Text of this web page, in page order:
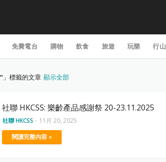
免費電台 購物 飲食 旅遊 玩樂 行山
」標籤的文章 顯示全部
社聯 HKCSS: 樂齡產品感謝祭 20-23.11.2025
社聯 HKCSS - 11月 20, 2025
閱讀完整內容 »